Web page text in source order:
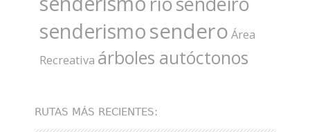
senderismosendero Área
Recreativa árboles autóctonos
RUTAS MÁS RECIENTES: